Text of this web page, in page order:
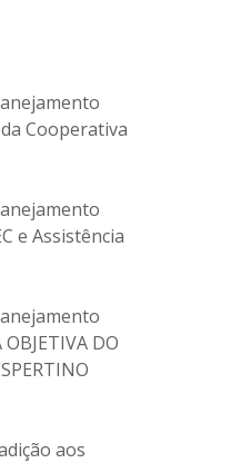
Cooperativa
e Assistência
DO
aos